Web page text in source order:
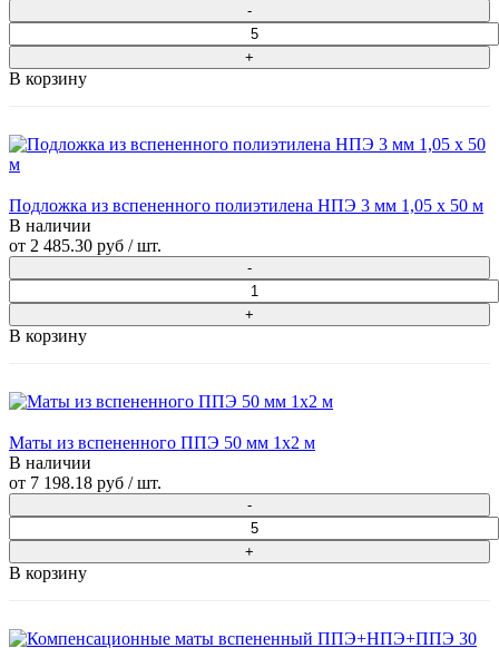
В корзину
Подложка из вспененного полиэтилена НПЭ 3 мм 1,05 х 50 м
В наличии
от 2 485.30 руб / шт.
В корзину
Маты из вспененного ППЭ 50 мм 1x2 м
В наличии
от 7 198.18 руб / шт.
В корзину